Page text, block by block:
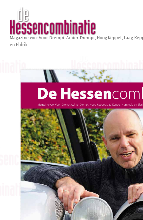
Magazine voor Voor-Drempt, Achter-Drempt, Hoog-Keppel, Laag-
en Eldrik